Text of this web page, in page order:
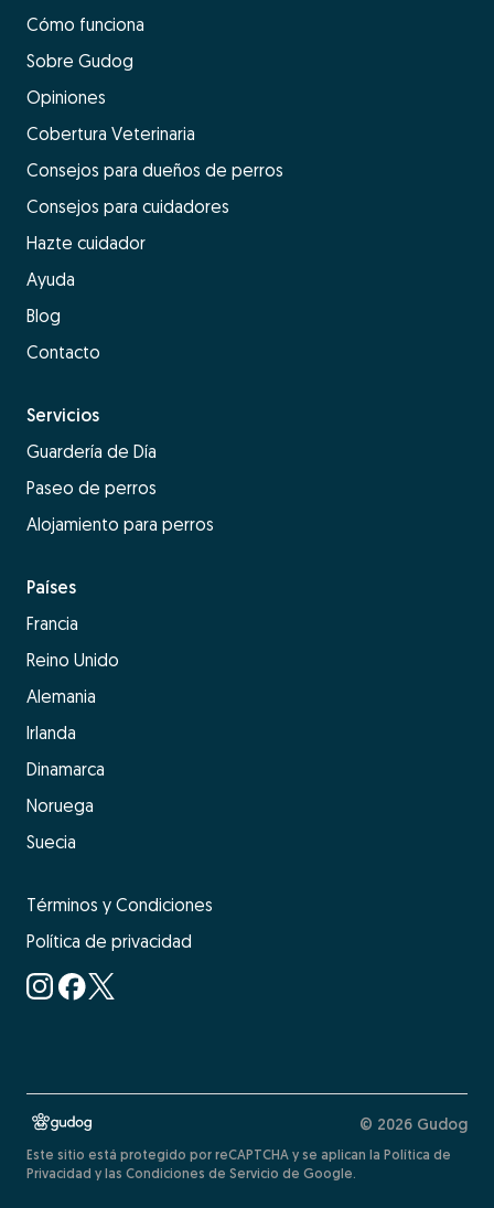
Cómo funciona
Sobre Gudog
Opiniones
Cobertura Veterinaria
Consejos para dueños de perros
Consejos para cuidadores
Hazte cuidador
Ayuda
Blog
Contacto
Servicios
Guardería de Día
Paseo de perros
Alojamiento para perros
Países
Francia
Reino Unido
Alemania
Irlanda
Dinamarca
Noruega
Suecia
Términos y Condiciones
Política de privacidad
© 2026 Gudog
Este sitio está protegido por reCAPTCHA y se aplican la Política de
Privacidad y las Condiciones de Servicio de Google.